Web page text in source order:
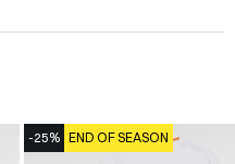
-25% END OF SEASON